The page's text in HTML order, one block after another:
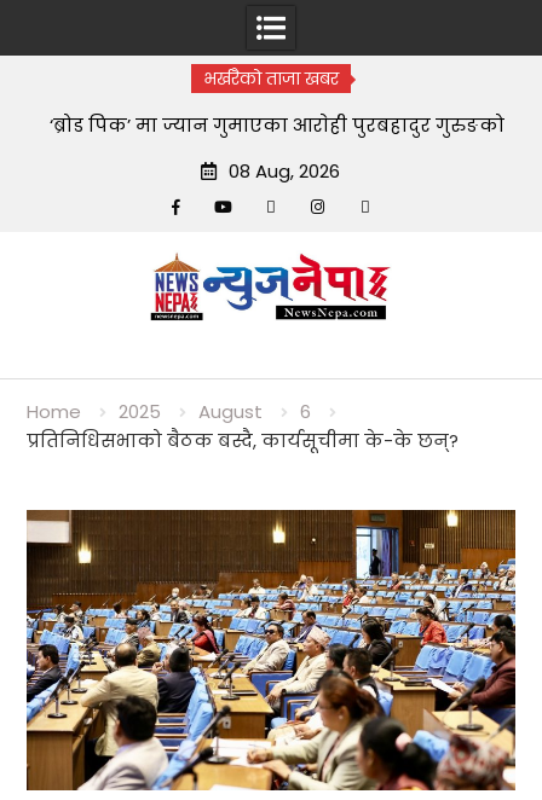
भर्खरैको ताजा खबर
‘ब्रोड पिक’ मा ज्यान गुमाएका आराेही पुरबहादुर गुरुङको
08 Aug, 2026
Home 2025 August
6
प्रतिनिधिसभाको बैठक बस्दै, कार्यसूचीमा के-के छन्?